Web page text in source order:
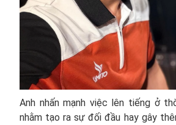
Anh nhấn mạnh việc lên tiếng ở
nhằm tạo ra sự đối đầu hay gây